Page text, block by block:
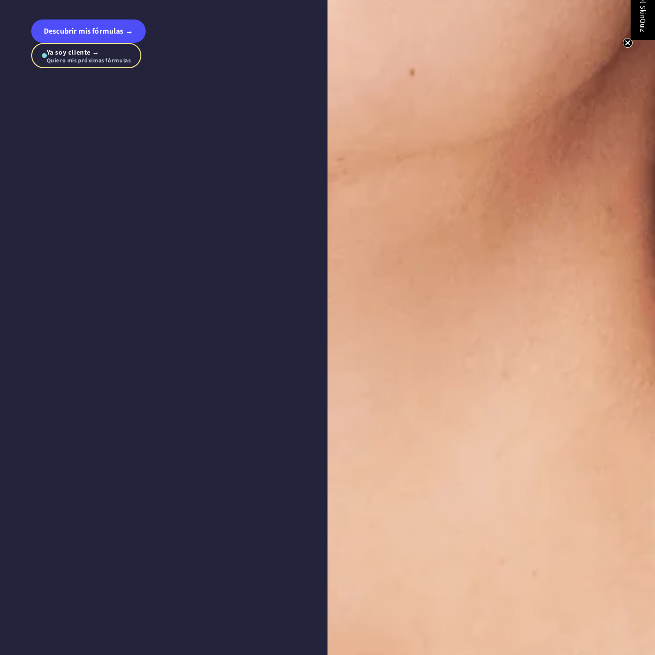
Descubrir mis fórmulas →
Ya soy cliente →
Quiero mis próximas fórmulas